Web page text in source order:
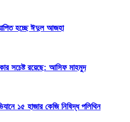
হচ্ছে ঈদুল আজহা
সচেষ্ট রয়েছে: আসিফ মাহমুদ
১৫ হাজার কেজি নিষিদ্ধ পলিথিন